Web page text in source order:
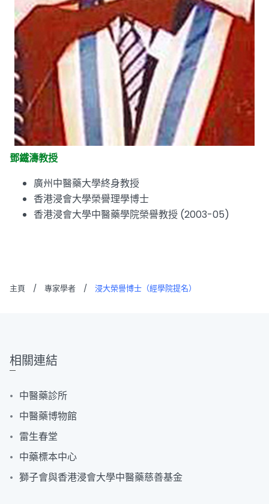
鄧鐵濤教授
廣州中醫藥大學終身教授
香港浸會大學榮譽理學博士
香港浸會大學中醫藥學院榮譽教授 (2003-05)
主頁 / 專家學者 / 浸大榮譽博士（經學院提名）
相關連結
中醫藥診所
中醫藥博物館
雷生春堂
中藥標本中心
獅子會與香港浸會大學中醫藥慈善基金